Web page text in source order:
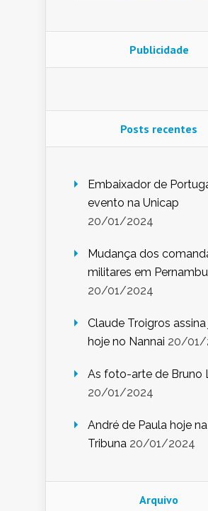
Publicidade
Posts recentes
Embaixador de
evento na Unicap
20/01/2024
Mudança dos
militares em
20/01/2024
Claude Troigros
hoje no Nannai 20/01/
As foto-arte de Bruno
20/01/2024
André de Paula hoje
Tribuna 20/01/2024
Arquivo